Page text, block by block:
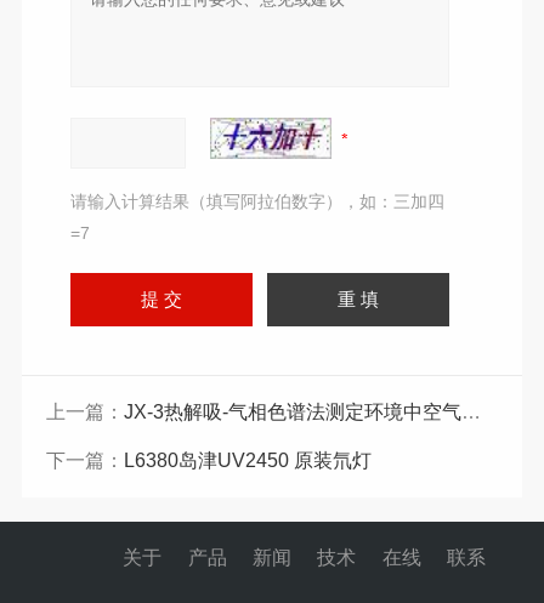
请输入计算结果（填写阿拉伯数字），如：三加四
=7
上一篇： JX-3热解吸-气相色谱法测定环境中空气苯系物
下一篇： L6380岛津UV2450 原装氘灯
关于 产品 新闻 技术 在线 联系